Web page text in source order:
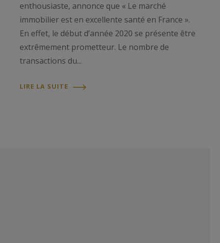
enthousiaste, annonce que « Le marché
immobilier est en excellente santé en France ».
En effet, le début d’année 2020 se présente être
extrêmement prometteur. Le nombre de
transactions du...
LIRE LA SUITE